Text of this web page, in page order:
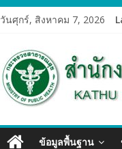
วันศุกร์, สิงหาคม 7, 2026
ข้อมูลพื้นฐาน